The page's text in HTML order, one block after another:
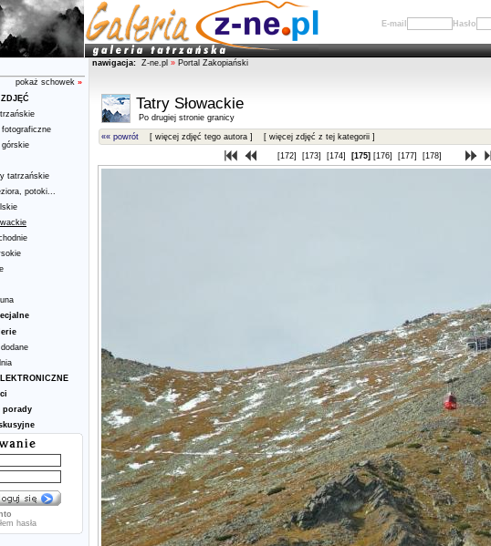
E-mail Hasło
pokaż schowek »
fotograficzne
górskie
tatrzańskie
potoki...
porady
hasła
nawigacja: Z-ne.pl » Portal Zakopiański
Tatry Słowackie
Po drugiej stronie granicy
«« powrót [ więcej zdjęć tego autora ] [ więcej zdjęć z tej kategorii ]
[172] [173] [174] [175] [176] [177] [178]